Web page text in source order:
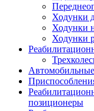
Ходунки
Ходунки
Ходунки
позиционеры